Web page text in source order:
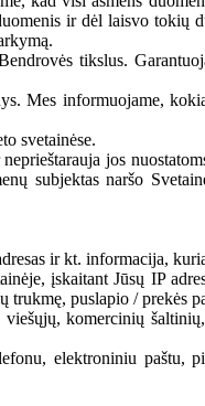
ir dėl laisvo
tikslus.
Mes informuojame,
svetainėse.
jos
subjektas naršo
ir kt. informacija,
įskaitant Jūsų IP
puslapio / prekės
komercinių
elektroniniu paštu,